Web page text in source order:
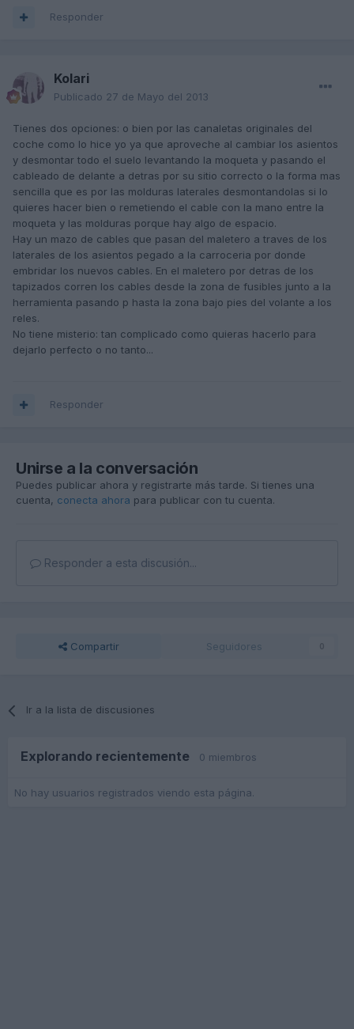
Responder
Kolari
Publicado 27 de Mayo del 2013
Tienes dos opciones: o bien por las canaletas originales del
coche como lo hice yo ya que aproveche al cambiar los asientos
y desmontar todo el suelo levantando la moqueta y pasando el
cableado de delante a detras por su sitio correcto o la forma mas
sencilla que es por las molduras laterales desmontandolas si lo
quieres hacer bien o remetiendo el cable con la mano entre la
moqueta y las molduras porque hay algo de espacio.
Hay un mazo de cables que pasan del maletero a traves de los
laterales de los asientos pegado a la carroceria por donde
embridar los nuevos cables. En el maletero por detras de los
tapizados corren los cables desde la zona de fusibles junto a la
herramienta pasando p hasta la zona bajo pies del volante a los
reles.
No tiene misterio: tan complicado como quieras hacerlo para
dejarlo perfecto o no tanto...
Responder
Unirse a la conversación
Puedes publicar ahora y registrarte más tarde. Si tienes una
cuenta, conecta ahora para publicar con tu cuenta.
Responder a esta discusión...
Compartir Seguidores 0
Ir a la lista de discusiones
Explorando recientemente 0 miembros
No hay usuarios registrados viendo esta página.